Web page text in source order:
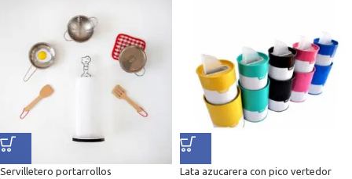
Servilletero portarrollos
Lata azucarera con pico vertedor